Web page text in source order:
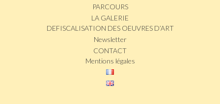
PARCOURS
LA GALERIE
DEFISCALISATION DES OEUVRES D’ART
Newsletter
CONTACT
Mentions légales